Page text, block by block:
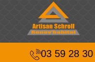
03 59 28